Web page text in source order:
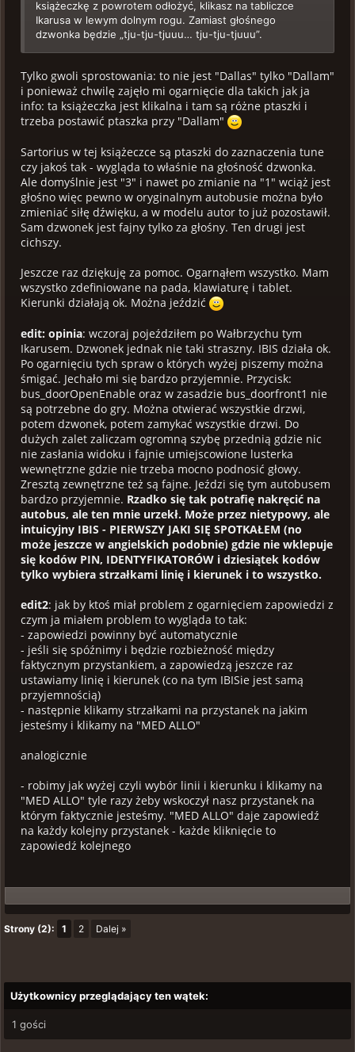
książeczkę z powrotem odłożyć, klikasz na tabliczce
Ikarusa w lewym dolnym rogu. Zamiast głośnego
dzwonka będzie „tju-tju-tjuuu… tju-tju-tjuuu”.
Tylko gwoli sprostowania: to nie jest "Dallas" tylko "Dallam"
i ponieważ chwilę zajęło mi ogarnięcie dla takich jak ja
info: ta książeczka jest klikalna i tam są różne ptaszki i
trzeba postawić ptaszka przy "Dallam"
Sartorius w tej książeczce są ptaszki do zaznaczenia tune
czy jakoś tak - wygląda to właśnie na głośność dzwonka.
Ale domyślnie jest "3" i nawet po zmianie na "1" wciąż jest
głośno więc pewno w oryginalnym autobusie można było
zmieniać siłę dźwięku, a w modelu autor to już pozostawił.
Sam dzwonek jest fajny tylko za głośny. Ten drugi jest
cichszy.
Jeszcze raz dziękuję za pomoc. Ogarnąłem wszystko. Mam
wszystko zdefiniowane na pada, klawiaturę i tablet.
Kierunki działają ok. Można jeździć
edit: opinia: wczoraj pojeździłem po Wałbrzychu tym
Ikarusem. Dzwonek jednak nie taki straszny. IBIS działa ok.
Po ogarnięciu tych spraw o których wyżej piszemy można
śmigać. Jechało mi się bardzo przyjemnie. Przycisk:
bus_doorOpenEnable oraz w zasadzie bus_doorfront1 nie
są potrzebne do gry. Można otwierać wszystkie drzwi,
potem dzwonek, potem zamykać wszystkie drzwi. Do
dużych zalet zaliczam ogromną szybę przednią gdzie nic
nie zasłania widoku i fajnie umiejscowione lusterka
wewnętrzne gdzie nie trzeba mocno podnosić głowy.
Zresztą zewnętrzne też są fajne. Jeździ się tym autobusem
bardzo przyjemnie. Rzadko się tak potrafię nakręcić na
autobus, ale ten mnie urzekł. Może przez nietypowy, ale
intuicyjny IBIS - PIERWSZY JAKI SIĘ SPOTKAŁEM (no
może jeszcze w angielskich podobnie) gdzie nie wklepuje
się kodów PIN, IDENTYFIKATORÓW i dziesiątek kodów
tylko wybiera strzałkami linię i kierunek i to wszystko.
edit2: jak by ktoś miał problem z ogarnięciem zapowiedzi z
czym ja miałem problem to wygląda to tak:
- zapowiedzi powinny być automatycznie
- jeśli się spóźnimy i będzie rozbieżność między
faktycznym przystankiem, a zapowiedzą jeszcze raz
ustawiamy linię i kierunek (co na tym IBISie jest samą
przyjemnością)
- następnie klikamy strzałkami na przystanek na jakim
jesteśmy i klikamy na "MED ALLO"
analogicznie
- robimy jak wyżej czyli wybór linii i kierunku i klikamy na
"MED ALLO" tyle razy żeby wskoczył nasz przystanek na
którym faktycznie jesteśmy. "MED ALLO" daje zapowiedź
na każdy kolejny przystanek - każde kliknięcie to
zapowiedź kolejnego
Strony (2): 1 2 Dalej »
Użytkownicy przeglądający ten wątek:
1 gości